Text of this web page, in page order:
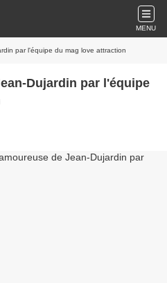
MENU
par l'équipe du mag love attraction
Dujardin par l'équipe